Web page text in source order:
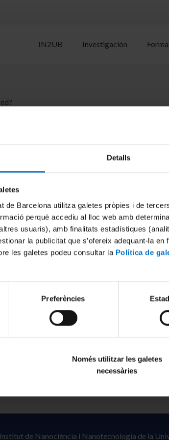
Detalls
de Barcelona utilitza galetes pròpies i de
perquè accediu al lloc web amb
usuaris), amb finalitats estadístiques
la publicitat que s’ofereix adequant-la
les galetes podeu consultar la Política de
Preferències
Només utilitzar les galetes
necessàries
IN2UB Investigación
Display Technical Symposium
Display
Institut de Nanociència i Nanotecnologia de la